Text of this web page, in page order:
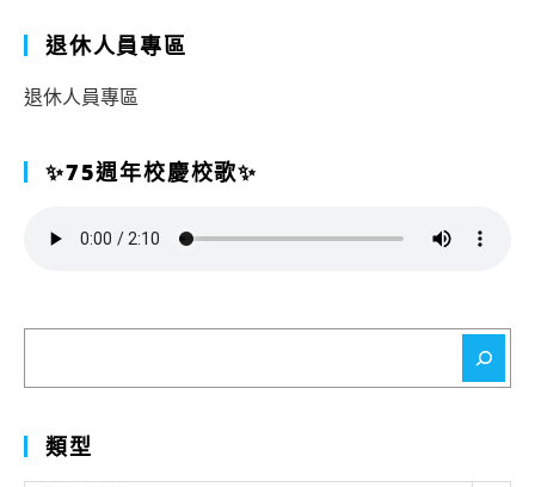
退休人員專區
退休人員專區
✨75週年校慶校歌✨
類型